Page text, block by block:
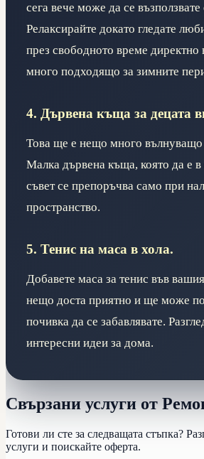
сега вече може да се възползвате
Релаксирайте докато гледате
през свободното време директно
много подходящо за зимните
4. Дървена къща за децата
Това ще е нещо много вълнуващо
Малка дървена къща, която да е в
съвет се препоръчва само при
пространство.
5. Тенис на маса в хола.
Добавете маса за тенис във
нещо доста приятно и ще може
почивка да се забавлявате.
интересни идеи за дома.
Свързани услуги от
Готови ли сте за следващата стъпка?
услуги и поискайте оферта.